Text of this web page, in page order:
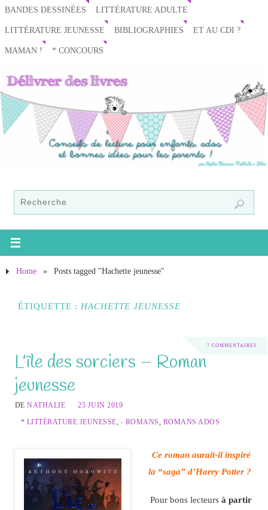
BANDES DESSINÉES LITTÉRATURE ADULTE
LITTÉRATURE JEUNESSE BIBLIOGRAPHIES ET AU CDI ?
MAMAN ! * CONCOURS
Home » Posts tagged "Hachette jeunesse"
ÉTIQUETTE : HACHETTE JEUNESSE
7 COMMENTAIRES
L’île des sorciers – Roman
jeunesse
DENATHALIE
25 JUIN 2019
* LITTÉRATURE JEUNESSE, - ROMANS, ROMANS ADOS
Ce roman aurait-il inspiré
la “saga” d’Harry Potter ?
Pour bons lecteurs à partir